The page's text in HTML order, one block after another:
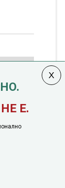
|
Е.